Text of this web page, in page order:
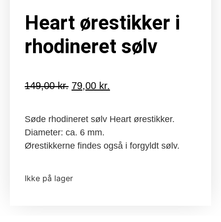
Heart ørestikker i
rhodineret sølv
149,00kr. Den
pris
var:
149,00 kr..
79,00 kr.
pris
79,00 kr..
Søde rhodineret sølv Heart ørestikker.
Diameter: ca. 6 mm.
Ørestikkerne findes også i forgyldt sølv.
Ikke på lager